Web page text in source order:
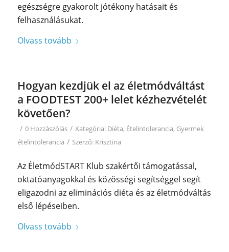
egészségre gyakorolt jótékony hatásait és
felhasználásukat.
Olvass tovább
Hogyan kezdjük el az életmódváltást
a FOODTEST 200+ lelet kézhezvételét
követően?
/ 0 Hozzászólás / Kategória: Diéta, Ételintolerancia, Gyermek
ételintolerancia / Szerző: Krisztina
Az ÉletmódSTART Klub szakértői támogatással,
oktatóanyagokkal és közösségi segítséggel segít
eligazodni az eliminációs diéta és az életmódváltás
első lépéseiben.
Olvass tovább